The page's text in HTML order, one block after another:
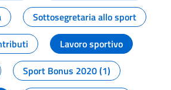
Sottosegretaria allo sport
Lavoro sportivo
Sport Bonus 2020 (1)